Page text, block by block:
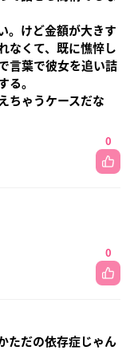
。けど金額が大きす
なくて、既に憔悴し
言葉で彼女を追い詰
る。
ちゃうケースだな
0
0
ただの依存症じゃん